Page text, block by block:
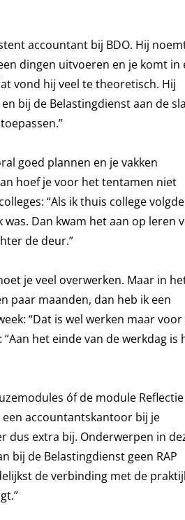
accountant bij BDO. Hij
dingen uitvoeren en je komt in
vond hij veel te theoretisch. Hij
bij de Belastingdienst aan de
goed plannen en je vakken
hoef je voor het tentamen niet
“Als ik thuis college
Dan kwam het aan op leren
de deur.”
je veel overwerken. Maar in
paar maanden, dan heb ik een
“Dat is wel werken maar
het einde van de werkdag is
óf de module Reflectie
een accountantskantoor bij je
dus extra bij. Onderwerpen in
bij de Belastingdienst geen RAP
de verbinding met de